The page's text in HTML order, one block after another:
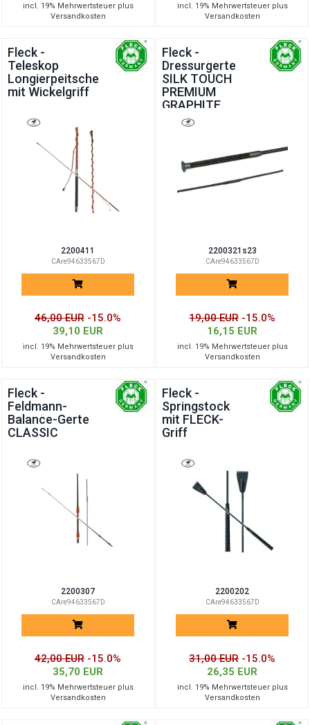
incl. 19% Mehrwertsteuer plus
Versandkosten
incl. 19% Mehrwertsteuer plus
Versandkosten
Fleck -
Teleskop
Longierpeitsche
mit Wickelgriff
2200411
CAre94633567D
46,00 EUR -15.0%
39,10 EUR
incl. 19% Mehrwertsteuer plus
Versandkosten
Fleck -
Dressurgerte
SILK TOUCH
PREMIUM
GRAPHITE
2200321s23
CAre94633567D
19,00 EUR -15.0%
16,15 EUR
incl. 19% Mehrwertsteuer plus
Versandkosten
Fleck -
Feldmann-
Balance-Gerte
CLASSIC
2200307
CAre94633567D
42,00 EUR -15.0%
35,70 EUR
incl. 19% Mehrwertsteuer plus
Versandkosten
Fleck -
Springstock
mit FLECK-
Griff
2200202
CAre94633567D
31,00 EUR -15.0%
26,35 EUR
incl. 19% Mehrwertsteuer plus
Versandkosten